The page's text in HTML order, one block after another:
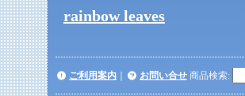
rainbow leaves
ご利用案内 お問い合せ 商品検索: